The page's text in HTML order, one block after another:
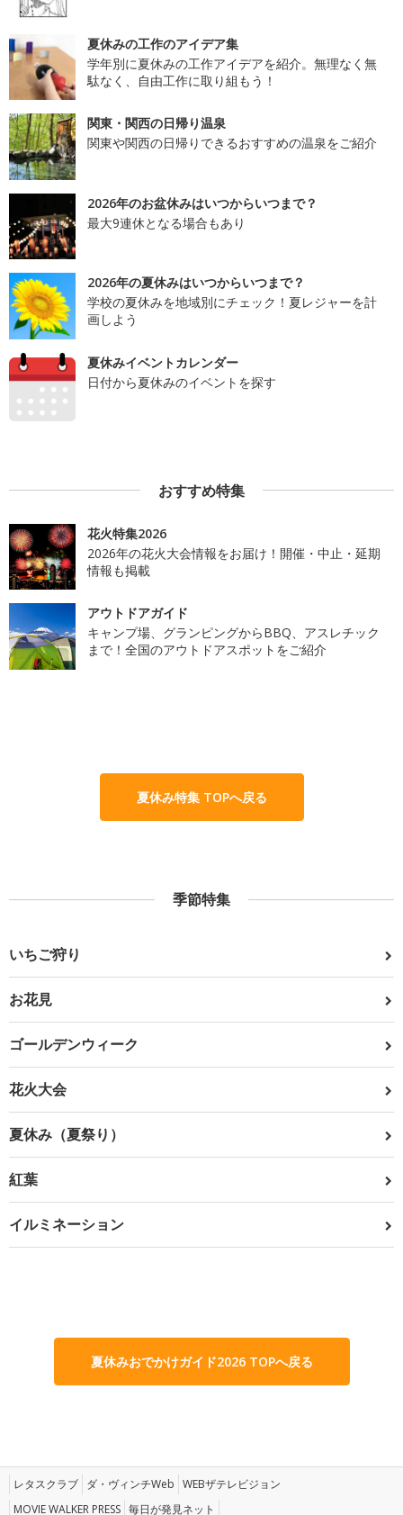
夏休みの工作のアイデア集
学年別に夏休みの工作アイデアを紹介。無理なく無
駄なく、自由工作に取り組もう！
関東・関西の日帰り温泉
関東や関西の日帰りできるおすすめの温泉をご紹介
2026年のお盆休みはいつからいつまで？
最大9連休となる場合もあり
2026年の夏休みはいつからいつまで？
学校の夏休みを地域別にチェック！夏レジャーを計
画しよう
夏休みイベントカレンダー
日付から夏休みのイベントを探す
おすすめ特集
花火特集2026
2026年の花火大会情報をお届け！開催・中止・延期
情報も掲載
アウトドアガイド
キャンプ場、グランピングからBBQ、アスレチック
まで！全国のアウトドアスポットをご紹介
夏休み特集 TOPへ戻る
季節特集
いちご狩り
お花見
ゴールデンウィーク
花火大会
夏休み（夏祭り）
紅葉
イルミネーション
夏休みおでかけガイド2026 TOPへ戻る
レタスクラブ ダ・ヴィンチWeb WEBザテレビジョン
MOVIE WALKER PRESS 毎日が発見ネット